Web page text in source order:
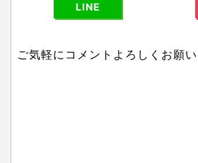
LINE
ご気軽にコメントよろしくお願